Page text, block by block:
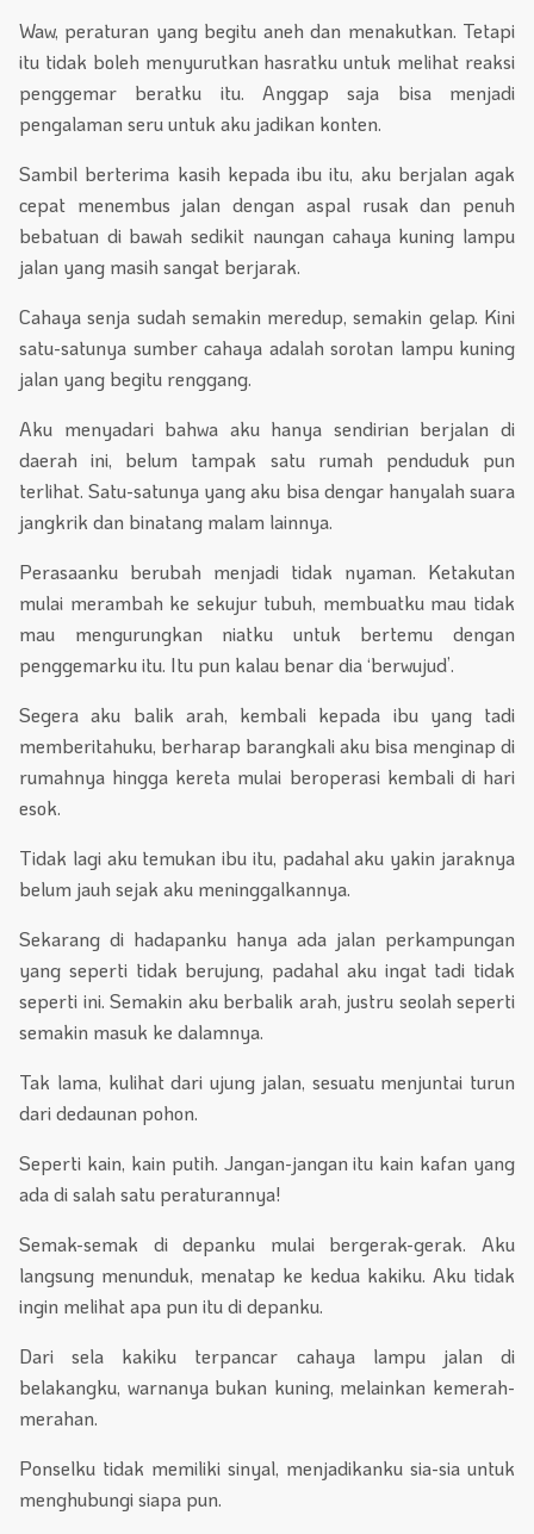
Waw, peraturan yang begitu aneh dan menakutkan. Tetapi
itu tidak boleh menyurutkan hasratku untuk melihat reaksi
penggemar beratku itu. Anggap saja bisa menjadi
pengalaman seru untuk aku jadikan konten.
Sambil berterima kasih kepada ibu itu, aku berjalan agak
cepat menembus jalan dengan aspal rusak dan penuh
bebatuan di bawah sedikit naungan cahaya kuning lampu
jalan yang masih sangat berjarak.
Cahaya senja sudah semakin meredup, semakin gelap. Kini
satu-satunya sumber cahaya adalah sorotan lampu kuning
jalan yang begitu renggang.
Aku menyadari bahwa aku hanya sendirian berjalan di
daerah ini, belum tampak satu rumah penduduk pun
terlihat. Satu-satunya yang aku bisa dengar hanyalah suara
jangkrik dan binatang malam lainnya.
Perasaanku berubah menjadi tidak nyaman. Ketakutan
mulai merambah ke sekujur tubuh, membuatku mau tidak
mau mengurungkan niatku untuk bertemu dengan
penggemarku itu. Itu pun kalau benar dia ‘berwujud’.
Segera aku balik arah, kembali kepada ibu yang tadi
memberitahuku, berharap barangkali aku bisa menginap di
rumahnya hingga kereta mulai beroperasi kembali di hari
esok.
Tidak lagi aku temukan ibu itu, padahal aku yakin jaraknya
belum jauh sejak aku meninggalkannya.
Sekarang di hadapanku hanya ada jalan perkampungan
yang seperti tidak berujung, padahal aku ingat tadi tidak
seperti ini. Semakin aku berbalik arah, justru seolah seperti
semakin masuk ke dalamnya.
Tak lama, kulihat dari ujung jalan, sesuatu menjuntai turun
dari dedaunan pohon.
Seperti kain, kain putih. Jangan-jangan itu kain kafan yang
ada di salah satu peraturannya!
Semak-semak di depanku mulai bergerak-gerak. Aku
langsung menunduk, menatap ke kedua kakiku. Aku tidak
ingin melihat apa pun itu di depanku.
Dari sela kakiku terpancar cahaya lampu jalan di
belakangku, warnanya bukan kuning, melainkan kemerah-
merahan.
Ponselku tidak memiliki sinyal, menjadikanku sia-sia untuk
menghubungi siapa pun.